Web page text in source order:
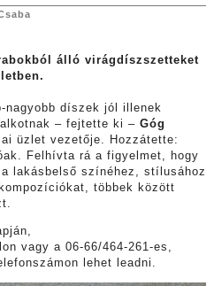
álló virágdíszszetteket
díszek jól illenek
– fejtette ki – Góg
üzlet vezetője. Hozzátette:
Felhívta rá a figyelmet, hogy
lakásbelső színéhez, stílusához
többek között
vagy a 06-66/464-261-es,
lehet leadni.